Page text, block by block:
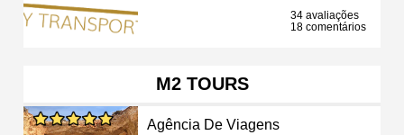
34 avaliações
18 comentários
M2 TOURS
Agência De Viagens